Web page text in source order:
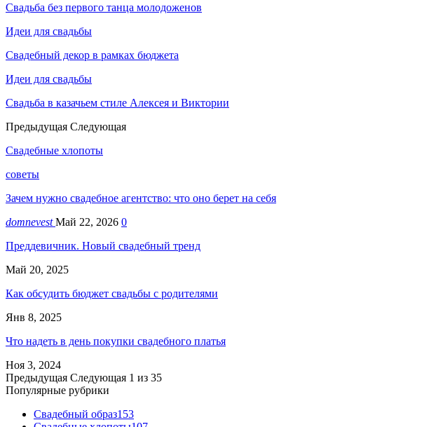
Свадьба без первого танца молодоженов
Идеи для свадьбы
Свадебный декор в рамках бюджета
Идеи для свадьбы
Свадьба в казачьем стиле Алексея и Виктории
Предыдущая Следующая
Свадебные хлопоты
советы
Зачем нужно свадебное агентство: что оно берет на себя
domnevestМай 22, 2026 0
Преддевичник. Новый свадебный тренд
Май 20, 2025
Как обсудить бюджет свадьбы с родителями
Янв 8, 2025
Что надеть в день покупки свадебного платья
Ноя 3, 2024
Предыдущая Следующая 1 из 35
Популярные рубрики
Свадебный образ153